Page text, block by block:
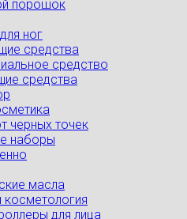
порошок
ног
средства
средство
средства
черных точек
наборы
масла
косметология
для лица